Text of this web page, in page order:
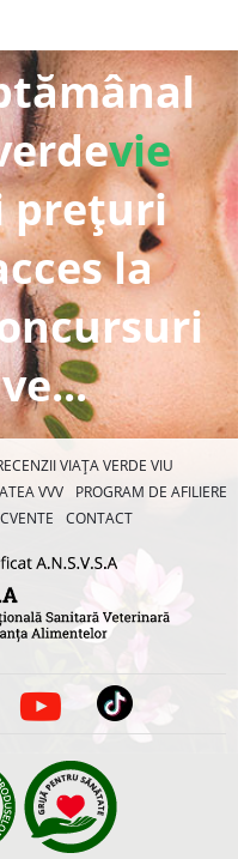
vie
prețuri
la
VIAȚA VERDE VIU
VVV
PROGRAM DE AFILIERE
CONTACT